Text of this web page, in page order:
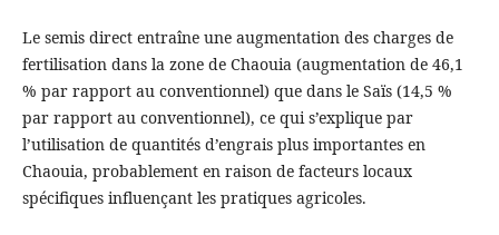
Le semis direct entraîne une augmentation des charges de
fertilisation dans la zone de Chaouia (augmentation de 46,1
% par rapport au conventionnel) que dans le Saïs (14,5 %
par rapport au conventionnel), ce qui s’explique par
l’utilisation de quantités d’engrais plus importantes en
Chaouia, probablement en raison de facteurs locaux
spécifiques influençant les pratiques agricoles.